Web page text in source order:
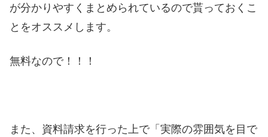
が分かりやすくまとめられているので貰っておくこ
とをオススメします。
無料なので！！！
また、資料請求を行った上で「実際の雰囲気を目で